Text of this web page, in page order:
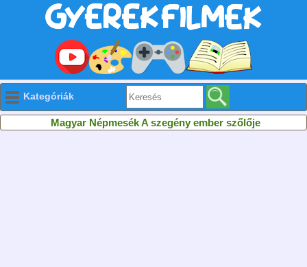
Kategóriák
Magyar Népmesék A szegény ember szőlője